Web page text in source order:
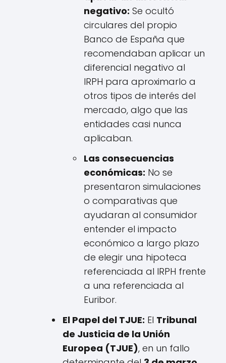
negativo: Se ocultó
circulares del propio
Banco de España que
recomendaban aplicar un
diferencial negativo al
IRPH para aproximarlo a
otros tipos de interés del
mercado, algo que las
entidades casi nunca
aplicaban.
Las consecuencias
económicas: No se
presentaron simulaciones
o comparativas que
ayudaran al consumidor
entender el impacto
económico a largo plazo
de elegir una hipoteca
referenciada al IRPH frente
a una referenciada al
Euribor.
El Papel del TJUE: El Tribunal
de Justicia de la Unión
Europea (TJUE), en un fallo